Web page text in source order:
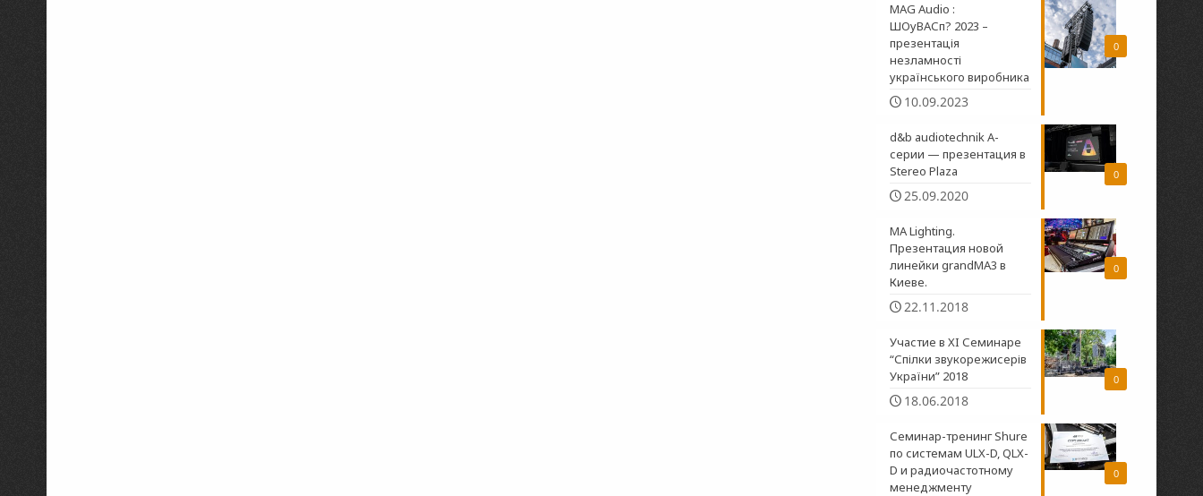
0
MAG Audio :
ШОуВАСп? 2023 –
презентація
незламності
українського виробника
10.09.2023
0
d&b audiotechnik A-
серии — презентация в
Stereo Plaza
25.09.2020
0
MA Lighting.
Презентация новой
линейки grandMA3 в
Киеве.
22.11.2018
0
Участие в XI Семинаре
“Спілки звукорежисерів
України” 2018
18.06.2018
0
Семинар-тренинг Shure
по системам ULX-D, QLX-
D и радиочастотному
менеджменту